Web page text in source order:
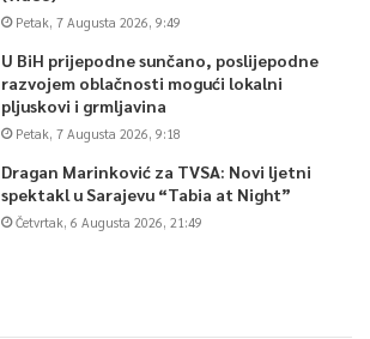
Petak, 7 Augusta 2026, 9:49
U BiH prijepodne sunčano, poslijepodne
razvojem oblačnosti mogući lokalni
pljuskovi i grmljavina
Petak, 7 Augusta 2026, 9:18
Dragan Marinković za TVSA: Novi ljetni
spektakl u Sarajevu “Tabia at Night”
Četvrtak, 6 Augusta 2026, 21:49